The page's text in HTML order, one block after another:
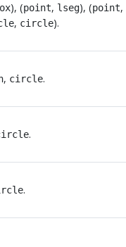
), (point, lseg), (point,
, circle).
, circle.
.
.